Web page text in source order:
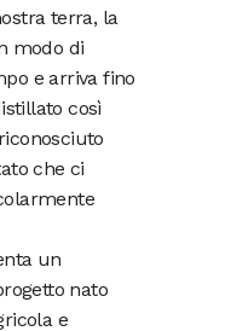
terra, la
modo di
e arriva fino
così
che ci
un
nato
e